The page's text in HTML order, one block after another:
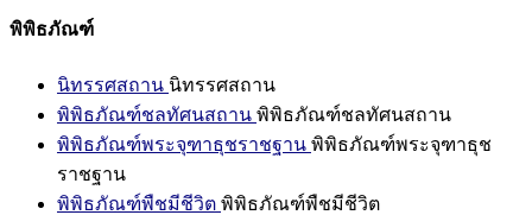
พิพิธภัณฑ์
นิทรรศสถาน นิทรรศสถาน
พิพิธภัณฑ์ชลทัศนสถาน พิพิธภัณฑ์ชลทัศนสถาน
พิพิธภัณฑ์พระจุฑาธุชราชฐาน พิพิธภัณฑ์พระจุฑาธุช
ราชฐาน
พิพิธภัณฑ์พืชมีชีวิต พิพิธภัณฑ์พืชมีชีวิต